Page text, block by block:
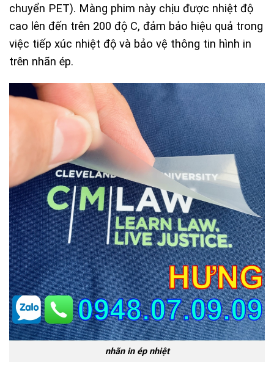
chuyển PET). Màng phim này chịu được nhiệt độ
cao lên đến trên 200 độ C, đảm bảo hiệu quả trong
việc tiếp xúc nhiệt độ và bảo vệ thông tin hình in
trên nhãn ép.
nhãn in ép nhiệt